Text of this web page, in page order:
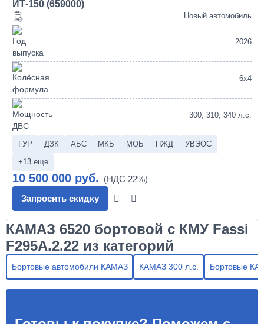
ИТ-150 (659000)
Новый автомобиль
2026
6х4
300, 310, 340 л.с.
ГУР ДЗК АБС МКБ МОБ ПЖД
УВЭОС
+13 еще
10 500 000 руб.
Запросить скидку
КАМАЗ 6520 бортовой с КМУ Fassi
F295A.2.22 из категорий
Бортовые автомобили КАМАЗ КАМАЗ 300 л.с. Бортовые